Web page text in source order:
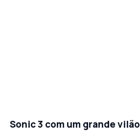
Sonic 3 com um grande vilão